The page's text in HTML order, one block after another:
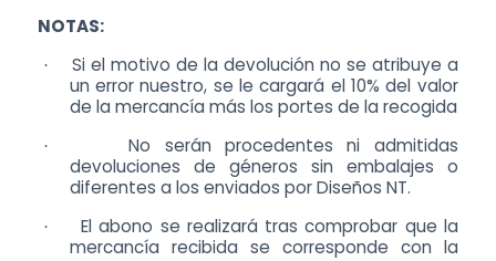
NOTAS:
·
Si el motivo de la devolución no se atribuye a
un error nuestro, se le cargará el 10% del valor
de la mercancía más los portes de la recogida
·
No serán procedentes ni admitidas
devoluciones de géneros sin embalajes o
diferentes a los enviados por Diseños NT.
·
El abono se realizará tras comprobar que la
mercancía recibida se corresponde con la